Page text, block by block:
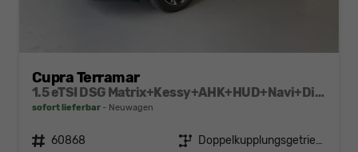
Cupra Terramar
1.5 eTSI DSG Matrix+Kessy+AHK+HUD+Navi+Dinamica+360°+eHeck+GV5
sofort lieferbar Neuwagen
Fahrzeugnr. 60868 Getriebe
Doppelkupplungsgetriebe (DSG)